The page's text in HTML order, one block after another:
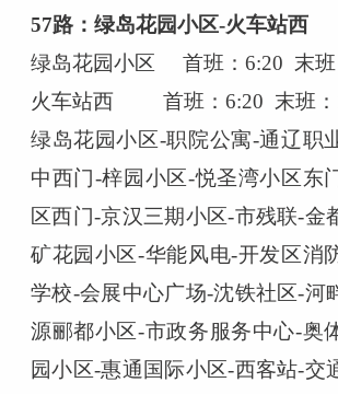
57路：绿岛花园小区-火车站西
绿岛花园小区
首班： 6:20 末班
火车站西
首班： 6:20 末班
绿岛花园小区-职院公寓-通辽职
中西门-梓园小区-悦圣湾小区东
区西门-京汉三期小区-市残联-金
矿花园小区-华能风电-开发区消
学校-会展中心广场-沈铁社区-河
源郦都小区-市政务服务中心-奥
园小区-惠通国际小区-西客站-交